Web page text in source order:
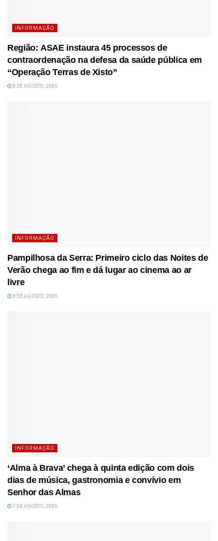
INFORMAÇÃO
Região: ASAE instaura 45 processos de
contraordenação na defesa da saúde pública em
“Operação Terras de Xisto”
8 DE AGOSTO, 2026
INFORMAÇÃO
Pampilhosa da Serra: Primeiro ciclo das Noites de
Verão chega ao fim e dá lugar ao cinema ao ar
livre
8 DE AGOSTO, 2026
INFORMAÇÃO
‘Alma à Brava’ chega à quinta edição com dois
dias de música, gastronomia e convívio em
Senhor das Almas
7 DE AGOSTO, 2026